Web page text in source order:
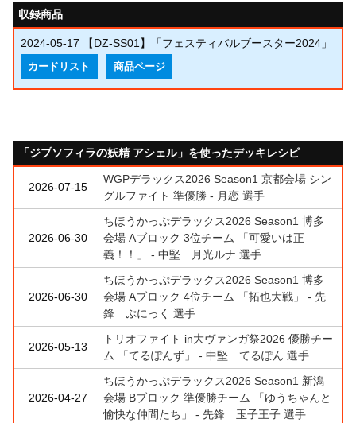
収録商品
2024-05-17 【DZ-SS01】「フェスティバルブースター2024」
カードリスト 商品ページ
「ジプソフィラの妖精 アシェル」を使ったデッキレシピ
2026-07-15
WGPデラックス2026 Season1 京都会場 シン
グルファイト 準優勝 - 月恋 選手
2026-06-30
ちほうかっぷデラックス2026 Season1 博多
会場 Aブロック 3位チーム 「可愛いは正
義！！」 - 中堅 月光ルナ 選手
2026-06-30
ちほうかっぷデラックス2026 Season1 博多
会場 Aブロック 4位チーム 「拓也大戦」 - 先
鋒 ぷにっく 選手
2026-05-13
トリオファイト in大ヴァンガ祭2026 優勝チー
ム 「てるぽんず」 - 中堅 てるぽん 選手
2026-04-27
ちほうかっぷデラックス2026 Season1 新潟
会場 Bブロック 準優勝チーム 「ゆうちゃんと
愉快な仲間たち」 - 先鋒 玉子王子 選手